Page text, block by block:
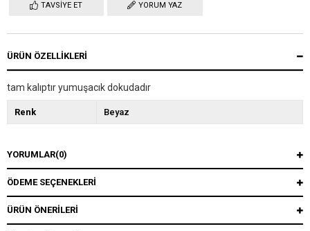
TAVSIYE ET YORUM YAZ
ÜRÜN ÖZELLIKLERI
tam kalıptır yumuşacık dokudadır
Renk Beyaz
YORUMLAR(0)
ÖDEME SEÇENEKLERI
ÜRÜN ÖNERILERI